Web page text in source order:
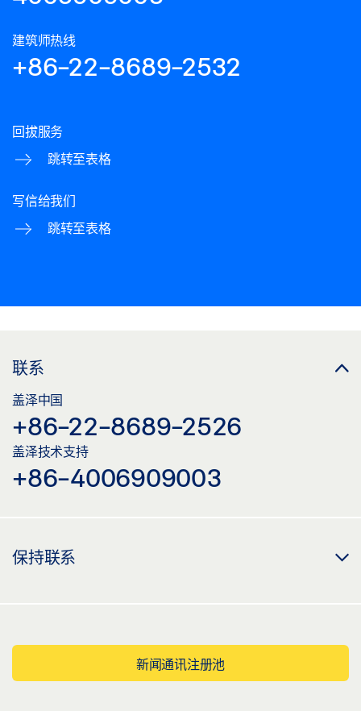
建筑师热线
+86-22-8689-2532
回拔服务
跳转至表格
写信给我们
跳转至表格
联系
盖泽中国
+86-22-8689-2526
盖泽技术支持
+86-4006909003
保持联系
新闻通讯注册池